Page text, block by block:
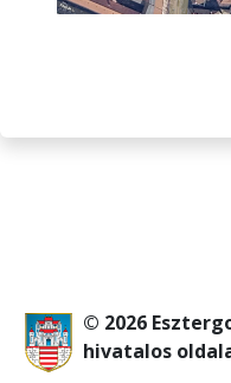
© 2026
hivatalos